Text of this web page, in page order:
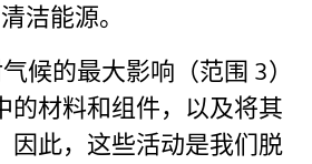
清洁能源。
候的最大影响（范围 3）
的材料和组件，以及将其
因此，这些活动是我们脱